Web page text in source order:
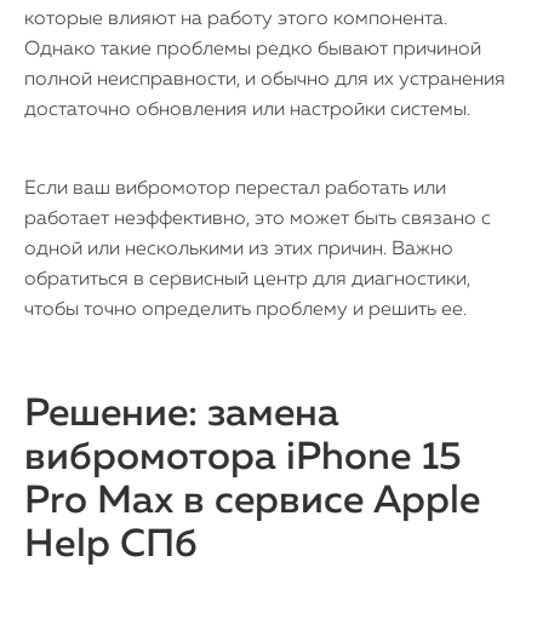
которые влияют на работу этого компонента.
Однако такие проблемы редко бывают причиной
полной неисправности, и обычно для их устранения
достаточно обновления или настройки системы.
Если ваш вибромотор перестал работать или
работает неэффективно, это может быть связано с
одной или несколькими из этих причин. Важно
обратиться в сервисный центр для диагностики,
чтобы точно определить проблему и решить ее.
Решение: замена
вибромотора iPhone 15
Pro Max в сервисе Apple
Help СПб